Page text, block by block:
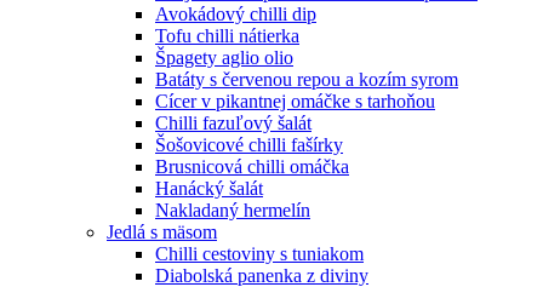
Avokádový chilli dip
Tofu chilli nátierka
Špagety aglio olio
Batáty s červenou repou a kozím syrom
Cícer v pikantnej omáčke s tarhoňou
Chilli fazuľový šalát
Šošovicové chilli fašírky
Brusnicová chilli omáčka
Hanácký šalát
Nakladaný hermelín
Jedlá s mäsom
Chilli cestoviny s tuniakom
Diabolská panenka z diviny